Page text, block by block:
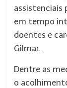
assistenciais
em tempo
doentes e
Gilmar.
Dentre as
o